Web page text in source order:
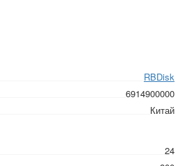
RBDisk
6914900000
Китай
24